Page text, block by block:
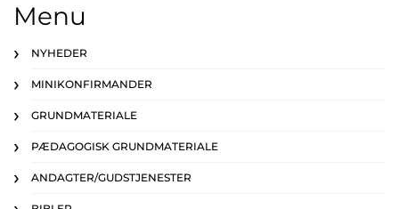
Menu
NYHEDER
MINIKONFIRMANDER
GRUNDMATERIALE
PÆDAGOGISK GRUNDMATERIALE
ANDAGTER/GUDSTJENESTER